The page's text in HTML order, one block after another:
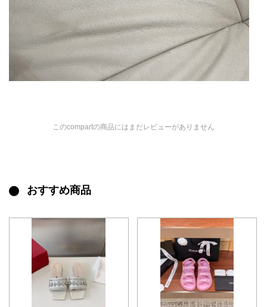
このcompartの商品にはまだレビューがありません
おすすめ商品